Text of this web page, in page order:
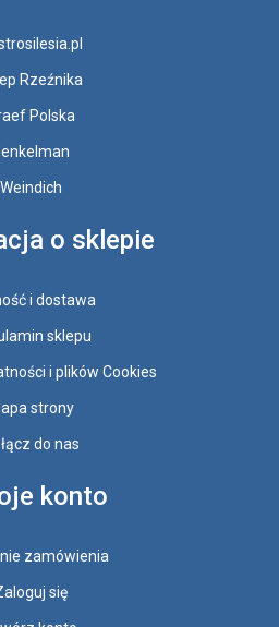
Rzeźnika
Polska
Weindich
o sklepie
i dostawa
sklepu
i plików Cookies
strony
do nas
konto
zamówienia
się